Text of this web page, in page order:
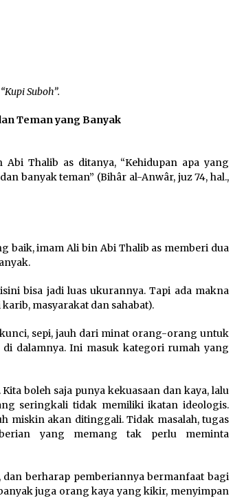
dalam Kepemimpinan Bisnis
Suboh”.
Teman yang Banyak
Thalib as ditanya, “Kehidupan apa yang
banyak teman” (Bihâr al-Anwâr, juz 74, hal.,
imam Ali bin Abi Thalib as memberi dua
bisa jadi luas ukurannya. Tapi ada makna
masyarakat dan sahabat).
sepi, jauh dari minat orang-orang untuk
dalamnya. Ini masuk kategori rumah yang
boleh saja punya kekuasaan dan kaya, lalu
seringkali tidak memiliki ikatan ideologis.
miskin akan ditinggali. Tidak masalah, tugas
yang memang tak perlu meminta
berharap pemberiannya bermanfaat bagi
juga orang kaya yang kikir, menyimpan